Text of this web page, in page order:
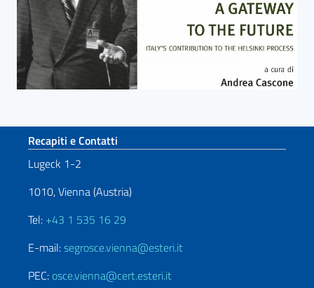
Sezione footer
Recapiti e Contatti
Lugeck 1-2
1010, Vienna (Austria)
Tel: +43 1 535 16 29
E-mail:segrosce.vienna@esteri.it
PEC: osce.vienna@cert.esteri.it